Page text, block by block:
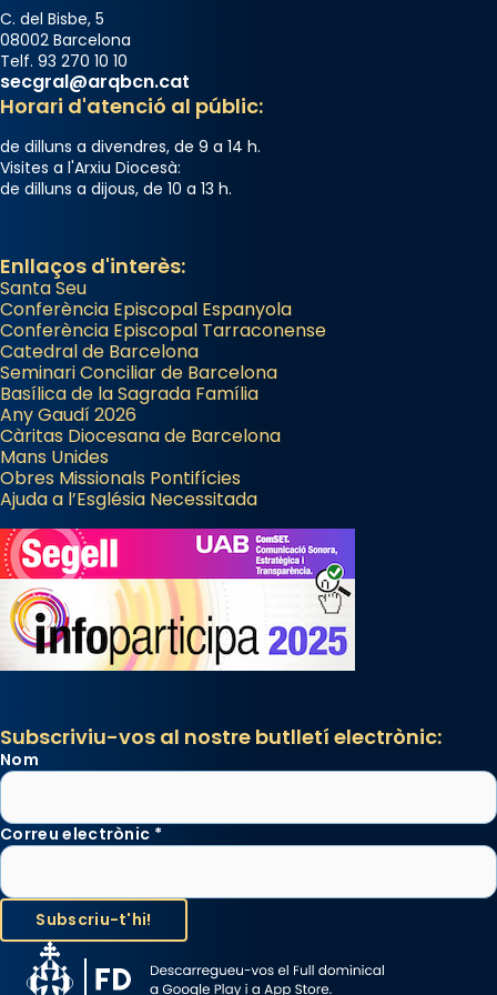
Mons. David Abadías.
📸 Dr. G. Simón
Photo
View on Facebook · Share
Arquebisbat de Barcelona
2 weeks ago
Semproniana, verges i màrtirs.
Acompanyant la història de sant Cugat, a
partir de l’Edat Mitjana sorgeix la tradició
que les santes Juliana (“relatiu a Júlia”) i
Semproniana (“relatiu a Semprònia =
eterna”) són deixebles seves. I l’any 1667, el
frare Joan Gaspar Roig, afirma en una obra
que les santes són filles de l’antiga Iluro.
Mataró en reivindicarà les relíquies fins que
les aconseguirà el 1772. L’ofici que es canta
a la “Missa de les Santes” (“Missa de
Glòria”) fou composta el 1848 per Mn.
Manuel Blanch, amb aire d’òpera
italianitzant; s’interpreta per privilegi
pontifici, amb orquestra i cor, i té una
processó (recuperada el 1972) al voltant
del temple amb les relíquies de les santes.
Des de 1985 hi participa també un grup de
gran a Mataró.
Santes a Mataró»🥵.
Photo
View on Facebook · Share
C. del Bisbe, 5
08002 Barcelona
Telf. 93 270 10 10
secgral@arqbcn.cat
Horari d'atenció al públic:
de dilluns a divendres, de 9 a 14 h.
Visites a l'Arxiu Diocesà:
de dilluns a dijous, de 10 a 13 h.
Enllaços d'interès:
Santa Seu
Conferència Episcopal Espanyola
Conferència Episcopal Tarraconense
Catedral de Barcelona
Seminari Conciliar de Barcelona
Basílica de la Sagrada Família
Any Gaudí 2026
Càritas Diocesana de Barcelona
Mans Unides
Obres Missionals Pontifícies
Ajuda a l’Església Necessitada
Subscriviu-vos al nostre butlletí electrònic:
Nom
Correu electrònic *